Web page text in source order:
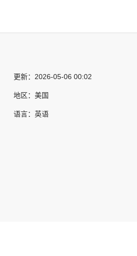
更新： 2026-05-06 00:02
地区： 美国
语言： 英语